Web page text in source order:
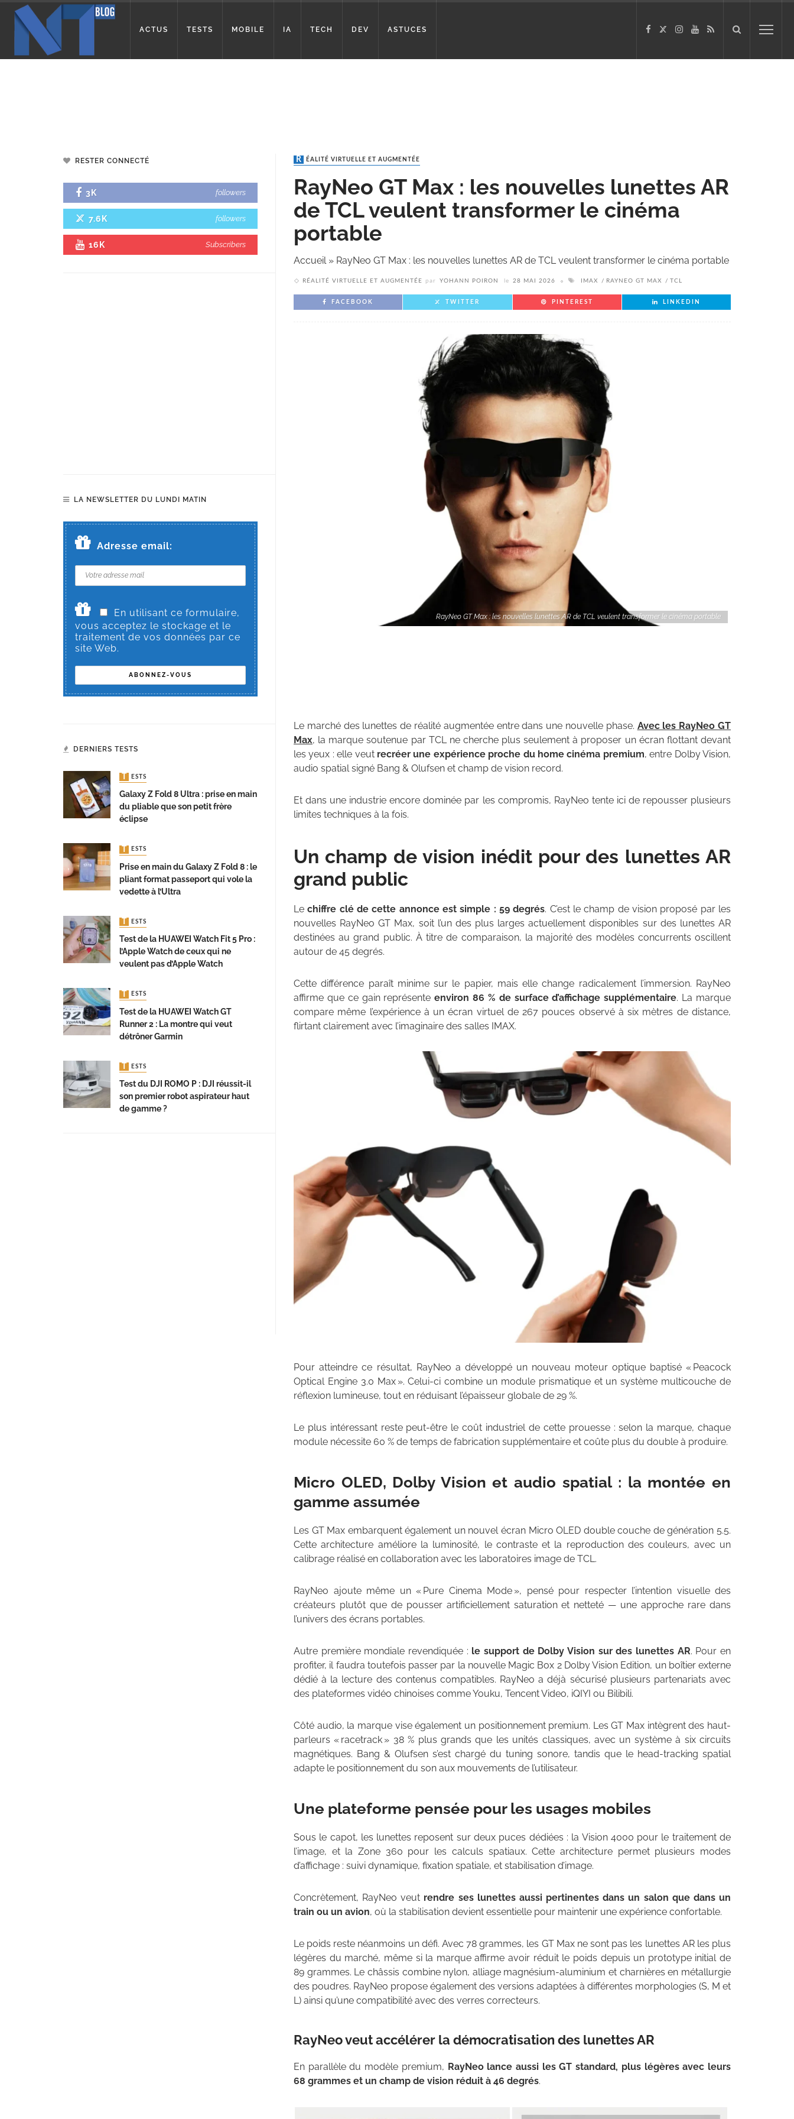
ACTUS TESTS MOBILE IA TECH DEV ASTUCES
RÉALITÉ VIRTUELLE ET AUGMENTÉE
RayNeo GT Max : les nouvelles lunettes AR
de TCL veulent transformer le cinéma
portable
Accueil» RayNeo GT Max : les nouvelles lunettes AR de TCL veulent transformer le cinéma portable
RÉALITÉ VIRTUELLE ET AUGMENTÉE par YOHANN POIRON le 28 MAI 2026 IMAX RAYNEO GT MAX TCL
FACEBOOK TWITTER PINTEREST LINKEDIN
RayNeo GT Max : les nouvelles lunettes AR de TCL veulent transformer le cinéma portable
Le marché des lunettes de réalité augmentée entre dans une nouvelle phase. Avec les RayNeo GT
Max, la marque soutenue par TCL ne cherche plus seulement à proposer un écran flottant devant
les yeux : elle veut recréer une expérience proche du home cinéma premium, entre Dolby Vision,
audio spatial signé Bang & Olufsen et champ de vision record.
Et dans une industrie encore dominée par les compromis, RayNeo tente ici de repousser plusieurs
limites techniques à la fois.
Un champ de vision inédit pour des lunettes AR
grand public
Lechiffre clé de cette annonce est simple : 59 degrés. C’est le champ de vision proposé par les
nouvelles RayNeo GT Max, soit l’un des plus larges actuellement disponibles sur des lunettes AR
destinées au grand public. À titre de comparaison, la majorité des modèles concurrents oscillent
autour de 45 degrés.
Cette différence paraît minime sur le papier, mais elle change radicalement l’immersion. RayNeo
affirme que ce gain représenteenviron 86 % de surface d’affichage supplémentaire. La marque
compare même l’expérience à un écran virtuel de 267 pouces observé à six mètres de distance,
flirtant clairement avec l’imaginaire des salles IMAX.
Pour atteindre ce résultat, RayNeo a développé un nouveau moteur optique baptisé « Peacock
Optical Engine 3.0 Max ». Celui-ci combine un module prismatique et un système multicouche de
réflexion lumineuse, tout en réduisant l’épaisseur globale de 29 %.
Le plus intéressant reste peut-être le coût industriel de cette prouesse : selon la marque, chaque
module nécessite 60 % de temps de fabrication supplémentaire et coûte plus du double à produire.
Micro OLED, Dolby Vision et audio spatial : la montée en
gamme assumée
Les GT Max embarquent également un nouvel écran Micro OLED double couche de génération 5.5.
Cette architecture améliore la luminosité, le contraste et la reproduction des couleurs, avec un
calibrage réalisé en collaboration avec les laboratoires image de TCL.
RayNeo ajoute même un « Pure Cinema Mode », pensé pour respecter l’intention visuelle des
créateurs plutôt que de pousser artificiellement saturation et netteté — une approche rare dans
l’univers des écrans portables.
Autre première mondiale revendiquée : le support de Dolby Vision sur des lunettes AR. Pour en
profiter, il faudra toutefois passer par la nouvelle Magic Box 2 Dolby Vision Edition, un boîtier externe
dédié à la lecture des contenus compatibles. RayNeo a déjà sécurisé plusieurs partenariats avec
des plateformes vidéo chinoises comme Youku, Tencent Video, iQIYI ou Bilibili.
Côté audio, la marque vise également un positionnement premium. Les GT Max intègrent des haut-
parleurs « racetrack » 38 % plus grands que les unités classiques, avec un système à six circuits
magnétiques. Bang & Olufsen s’est chargé du tuning sonore, tandis que le head-tracking spatial
adapte le positionnement du son aux mouvements de l’utilisateur.
Une plateforme pensée pour les usages mobiles
Sous le capot, les lunettes reposent sur deux puces dédiées : la Vision 4000 pour le traitement de
l’image, et la Zone 360 pour les calculs spatiaux. Cette architecture permet plusieurs modes
d’affichage : suivi dynamique, fixation spatiale, et stabilisation d’image.
Concrètement, RayNeo veut rendre ses lunettes aussi pertinentes dans un salon que dans un
train ou un avion, où la stabilisation devient essentielle pour maintenir une expérience confortable.
Le poids reste néanmoins un défi. Avec 78 grammes, les GT Max ne sont pas les lunettes AR les plus
légères du marché, même si la marque affirme avoir réduit le poids depuis un prototype initial de
89 grammes. Le châssis combine nylon, alliage magnésium-aluminium et charnières en métallurgie
des poudres. RayNeo propose également des versions adaptées à différentes morphologies (S, M et
L) ainsi qu’une compatibilité avec des verres correcteurs.
RayNeo veut accélérer la démocratisation des lunettes AR
En parallèle du modèle premium, RayNeo lance aussi les GT standard, plus légères avec leurs
68 grammes et un champ de vision réduit à 46 degrés.
RESTER CONNECTÉ
3K followers
7.6K followers
16K Subscribers
LA NEWSLETTER DU LUNDI MATIN
Adresse email:
En utilisant ce formulaire,
vous acceptez le stockage et le
traitement de vos données par ce
site Web.
DERNIERS TESTS
TESTS
Galaxy Z Fold 8 Ultra : prise en main
du pliable que son petit frère
éclipse
TESTS
Prise en main du Galaxy Z Fold 8 : le
pliant format passeport qui vole la
vedette à l’Ultra
TESTS
Test de la HUAWEI Watch Fit 5 Pro :
l’Apple Watch de ceux qui ne
veulent pas d’Apple Watch
TESTS
Test de la HUAWEI Watch GT
Runner 2 : La montre qui veut
détrôner Garmin
TESTS
Test du DJI ROMO P : DJI réussit-il
son premier robot aspirateur haut
de gamme ?